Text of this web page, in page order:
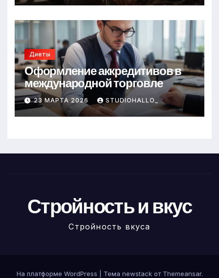
Диеты
Оформление аккредитивов в
международной торговле
23 МАРТА 2026 STUDIOHALLO_
Стройность и вкус
Стройность вкуса
На платформе WordPress Тема newstack от Themeansar.